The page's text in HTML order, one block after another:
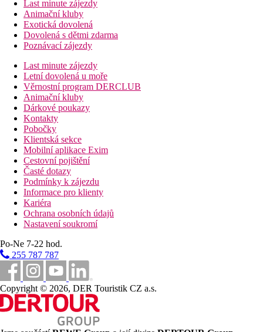
Last minute zájezdy
Animační kluby
Exotická dovolená
Dovolená s dětmi zdarma
Poznávací zájezdy
Last minute zájezdy
Letní dovolená u moře
Věrnostní program DERCLUB
Animační kluby
Dárkové poukazy
Kontakty
Pobočky
Klientská sekce
Mobilní aplikace Exim
Cestovní pojištění
Časté dotazy
Podmínky k zájezdu
Informace pro klienty
Kariéra
Ochrana osobních údajů
Nastavení soukromí
Po-Ne 7-22 hod.
255 787 787
Copyright © 2026, DER Touristik CZ a.s.